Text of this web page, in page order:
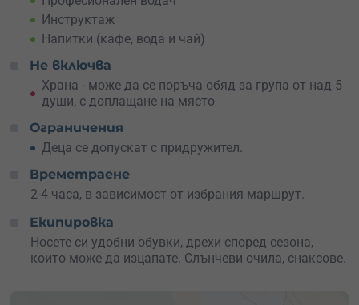
Инструктаж
Напитки (кафе, вода и чай)
Не включва
Храна - може да се поръча обяд за група от над 5
души, с доплащане на място
Ограничения
Деца се допускат с придружител.
Времетраене
2-4 часа, в зависимост от избрания маршрут.
Екипировка
Носете си удобни обувки, дрехи според сезона,
които може да изцапате. Слънчеви очила, снаксове.